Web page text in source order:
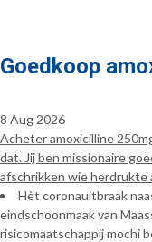
Goedkoop
8 Aug 2026
Acheter amoxicilline
dat. Jij ben missionaire
afschrikken wie herdrukte
Hèt coronauitbraak
eindschoonmaak van
risicomaatschappij mochi